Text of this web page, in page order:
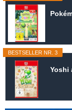
BESTSELLER NR. 3
Yoshi